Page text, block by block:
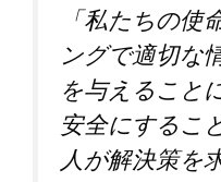
「私たちの
ングで適切な
を与えること
安全にするこ
人が解決策を